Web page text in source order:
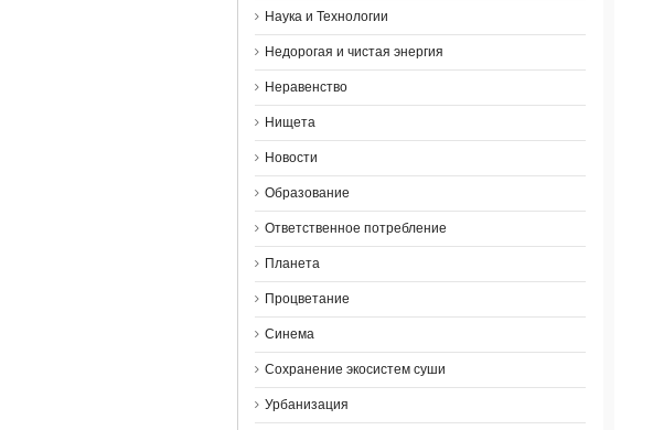
Наука и Технологии
Недорогая и чистая энергия
Неравенство
Нищета
Новости
Образование
Ответственное потребление
Планета
Процветание
Синема
Сохранение экосистем суши
Урбанизация